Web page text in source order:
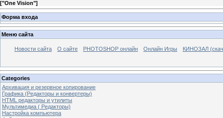
["One Vision"]
Форма входа
Меню сайта
Новости сайта О сайте PHOTOSHOP онлайн Онлайн Игры КИНОЗАЛ
Categories
Архивация и резервное копирование
Графика (Редакторы и конвертеры)
HTML редакторы и утилиты
Мультимедиа ( Редакторы)
Настройка компьютера